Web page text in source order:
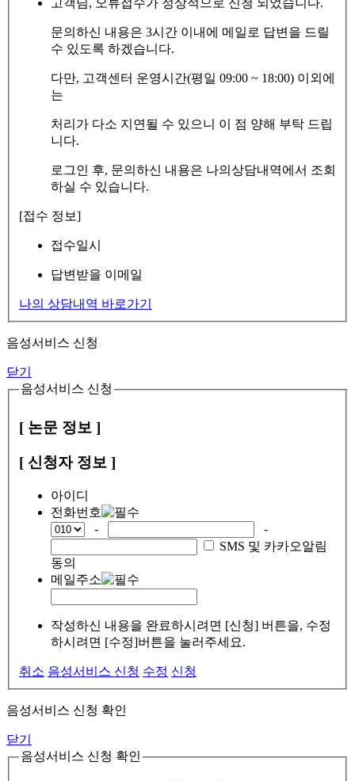
고객님, 오류접수가 정상적으로 신청 되었습니다.
문의하신 내용은 3시간 이내에 메일로 답변을 드릴
수 있도록 하겠습니다.
다만, 고객센터 운영시간(평일 09:00 ~ 18:00) 이외에
는
처리가 다소 지연될 수 있으니 이 점 양해 부탁 드립
니다.
로그인 후, 문의하신 내용은 나의상담내역에서 조회
하실 수 있습니다.
[접수 정보]
접수일시
답변받을 이메일
나의 상담내역 바로가기
음성서비스 신청
닫기
음성서비스 신청
[ 논문 정보 ]
[ 신청자 정보 ]
아이디
전화번호
-
-
SMS 및 카카오알림
동의
메일주소
작성하신 내용을 완료하시려면 [신청] 버튼을, 수정
하시려면 [수정]버튼을 눌러주세요.
취소 음성서비스 신청 수정 신청
음성서비스 신청 확인
닫기
음성서비스 신청 확인